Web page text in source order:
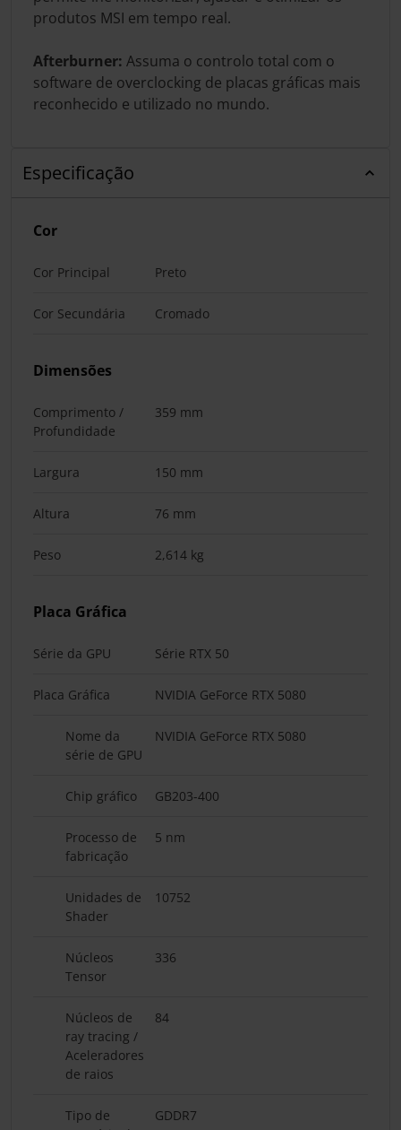
produtos MSI em tempo real.
Afterburner: Assuma o controlo total com o
software de overclocking de placas gráficas mais
reconhecido e utilizado no mundo.
Especificação
Cor
Cor Principal Preto
Cor Secundária Cromado
Dimensões
Comprimento /
Profundidade
359 mm
Largura 150 mm
Altura 76 mm
Peso 2,614 kg
Placa Gráfica
Série da GPU Série RTX 50
Placa Gráfica NVIDIA GeForce RTX 5080
Nome da
série de GPU
NVIDIA GeForce RTX 5080
Chip gráfico GB203-400
Processo de
fabricação
5 nm
Unidades de
Shader
10752
Núcleos
Tensor
336
Núcleos de
ray tracing /
Aceleradores
de raios
84
Tipo de
GDDR7